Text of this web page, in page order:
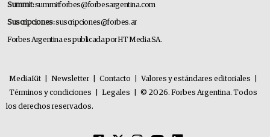
Summit:summitforbes@forbesargentina.com
Suscripciones:suscripciones@forbes.ar
Forbes Argentina es publicada por HT Media SA.
MediaKit Newsletter Contacto Valores y estándares editoriales
Términos y condiciones
Legales
© 2026. Forbes Argentina. Todos
los derechos reservados.